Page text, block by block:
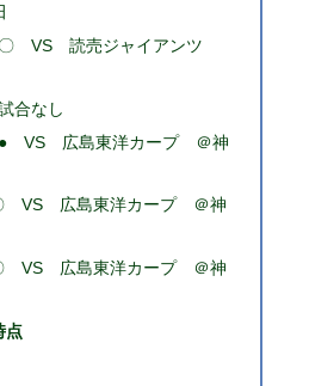
〇 VS 読売ジャイアンツ
合なし
VS 広島東洋カープ ＠神
VS 広島東洋カープ ＠神
VS 広島東洋カープ ＠神
点